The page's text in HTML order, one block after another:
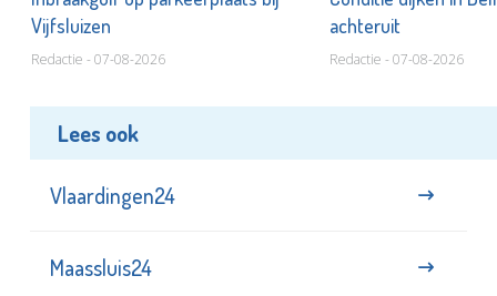
Vijfsluizen
Redactie - 07-08-2026
achteruit
Redactie - 07-08-2026
Lees ook
Vlaardingen24
Maassluis24